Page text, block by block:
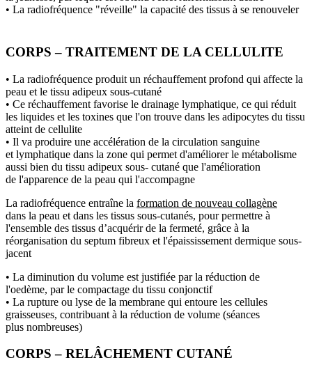
• La radiofréquence "réveille" la capacité des tissus à se renouveler
CORPS – TRAITEMENT DE LA CELLULITE
• La radiofréquence produit un réchauffement profond qui affecte la
peau et le tissu adipeux sous-cutané
• Ce réchauffement favorise le drainage lymphatique, ce qui réduit
les liquides et les toxines que l'on trouve dans les adipocytes du tissu
atteint de cellulite
• Il va produire une accélération de la circulation sanguine
et lymphatique dans la zone qui permet d'améliorer le métabolisme
aussi bien du tissu adipeux sous- cutané que l'amélioration
de l'apparence de la peau qui l'accompagne
La radiofréquence entraîne la formation de nouveau collagène
dans la peau et dans les tissus sous-cutanés, pour permettre à
l'ensemble des tissus d’acquérir de la fermeté, grâce à la
réorganisation du septum fibreux et l'épaississement dermique sous-
jacent
• La diminution du volume est justifiée par la réduction de
l'oedème, par le compactage du tissu conjonctif
• La rupture ou lyse de la membrane qui entoure les cellules
graisseuses, contribuant à la réduction de volume (séances
plus nombreuses)
CORPS – RELÂCHEMENT CUTANÉ